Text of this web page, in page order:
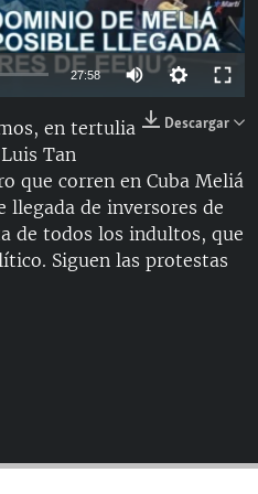
EN CUBA
AMÉRICA LATINA
240p
720p
27:58 Auto
144p
360p
480p
720p
Descargar
en tertulia
Tan
que corren en Cuba Meliá
llegada de inversores de
de todos los indultos, que
Siguen las protestas